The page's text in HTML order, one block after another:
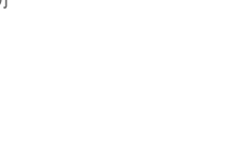
飞》
国的春天》二麦
喜地》二麦
着歌声的翅膀》二
上片花，同时2